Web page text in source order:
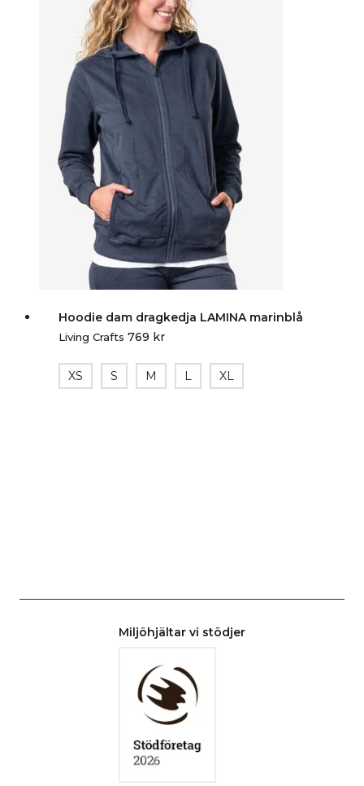
Hoodie dam dragkedja LAMINA marinblå
Living Crafts 769 kr
XS S M L XL
Miljöhjältar vi stödjer